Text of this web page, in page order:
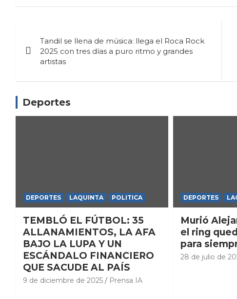
de
entradas
Tandil se llena de música: llega el Roca Rock
2025 con tres días a puro ritmo y grandes
artistas
Deportes
DEPORTES LAQUINTA POLITICA
TEMBLÓ EL FÚTBOL: 35
ALLANAMIENTOS, LA AFA
BAJO LA LUPA Y UN
ESCÁNDALO FINANCIERO
QUE SACUDE AL PAÍS
9 de diciembre de 2025 Prensa IA
DEPORTES
Murió
el ring
para
28 de julio de